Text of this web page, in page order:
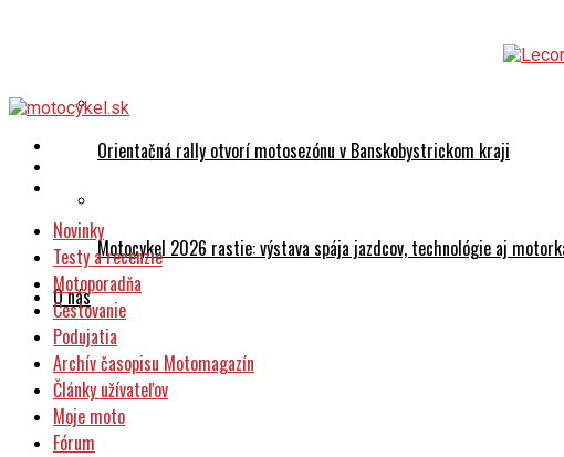
Orientačná rally otvorí motosezónu v Banskobystrickom kraji
Motocykel 2026 rastie: výstava spája jazdcov, technológie aj
O nás
Novinky
Testy a recenzie
Motoporadňa
Cestovanie
Podujatia
Archív časopisu Motomagazín
Články užívateľov
Moje moto
Fórum